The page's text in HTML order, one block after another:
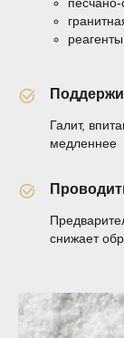
Галит,
медленнее
снижает